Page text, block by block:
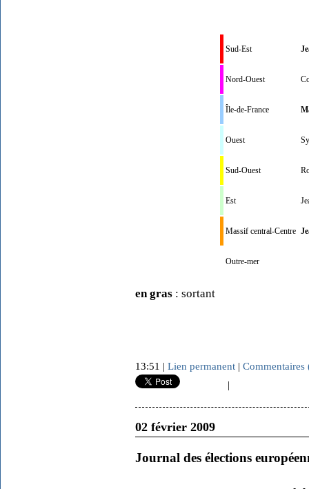
Sud-Est
Nord-Ouest
Île-de-France
Ouest
Sud-Ouest
Est
Massif central-Centre
Outre-mer
en gras : sortant
13:51 | Lien permanent | Commentaires
|
02 février 2009
Journal des élections